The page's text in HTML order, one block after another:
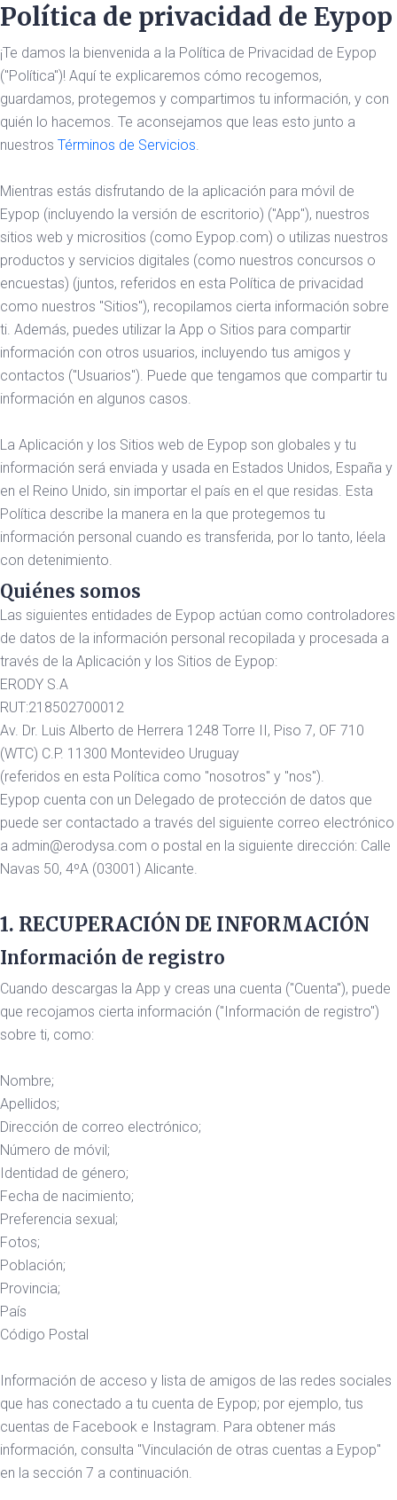
Política de privacidad de Eypop
¡Te damos la bienvenida a la Política de Privacidad de Eypop
("Política")! Aquí te explicaremos cómo recogemos,
guardamos, protegemos y compartimos tu información, y con
quién lo hacemos. Te aconsejamos que leas esto junto a
nuestros Términos de Servicios.
Mientras estás disfrutando de la aplicación para móvil de
Eypop (incluyendo la versión de escritorio) ("App"), nuestros
sitios web y micrositios (como Eypop.com) o utilizas nuestros
productos y servicios digitales (como nuestros concursos o
encuestas) (juntos, referidos en esta Política de privacidad
como nuestros "Sitios"), recopilamos cierta información sobre
ti. Además, puedes utilizar la App o Sitios para compartir
información con otros usuarios, incluyendo tus amigos y
contactos ("Usuarios"). Puede que tengamos que compartir tu
información en algunos casos.
La Aplicación y los Sitios web de Eypop son globales y tu
información será enviada y usada en Estados Unidos, España y
en el Reino Unido, sin importar el país en el que residas. Esta
Política describe la manera en la que protegemos tu
información personal cuando es transferida, por lo tanto, léela
con detenimiento.
Quiénes somos
Las siguientes entidades de Eypop actúan como controladores
de datos de la información personal recopilada y procesada a
través de la Aplicación y los Sitios de Eypop:
ERODY S.A
RUT:218502700012
Av. Dr. Luis Alberto de Herrera 1248 Torre II, Piso 7, OF 710
(WTC) C.P. 11300 Montevideo Uruguay
(referidos en esta Política como "nosotros" y "nos").
Eypop cuenta con un Delegado de protección de datos que
puede ser contactado a través del siguiente correo electrónico
a admin@erodysa.com o postal en la siguiente dirección: Calle
Navas 50, 4ºA (03001) Alicante.
1. RECUPERACIÓN DE INFORMACIÓN
Información de registro
Cuando descargas la App y creas una cuenta ("Cuenta"), puede
que recojamos cierta información ("Información de registro")
sobre ti, como:
Nombre;
Apellidos;
Dirección de correo electrónico;
Número de móvil;
Identidad de género;
Fecha de nacimiento;
Preferencia sexual;
Fotos;
Población;
Provincia;
País
Código Postal
Información de acceso y lista de amigos de las redes sociales
que has conectado a tu cuenta de Eypop; por ejemplo, tus
cuentas de Facebook e Instagram. Para obtener más
información, consulta "Vinculación de otras cuentas a Eypop"
en la sección 7 a continuación.